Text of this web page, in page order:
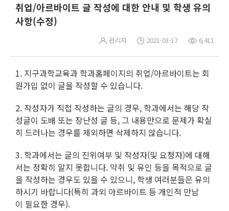
취업/아르바이트 글 작성에 대한 안내 및 학생 유의
사항(수정)
관리자 2021-03-17 6,411
1. 지구과학교육과 학과홈페이지의 취업/아르바이트는 회
원가입 없이 글을 작성할 수 있습니다.
2. 작성자가 직접 작성하는 글의 경우, 학과에서는 해당 작
성글이 도배 또는 장난성 글 등, 그 내용만으로 문제가 확실
히 드러나는 경우를 제외하면 삭제하지 않습니다.
3. 학과에서는 글의 진위여부 및 작성자(및 요청자)에 대해
서는 정확히 알지 못합니다. 약취 및 유인 등을 목적으로 글
을 작성하는 경우도 있을 수 있으니, 학생 여러분들은 유의
하시기 바랍니다(특히 과외 아르바이트 등 개인적 만남
이 필요한 경우).